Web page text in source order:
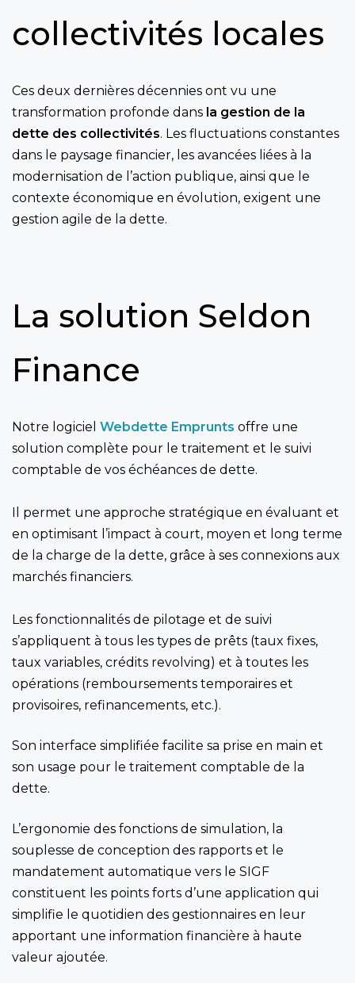
collectivités locales
Ces deux dernières décennies ont vu une
transformation profonde dans la gestion de la
dette des collectivités. Les fluctuations constantes
dans le paysage financier, les avancées liées à la
modernisation de l’action publique, ainsi que le
contexte économique en évolution, exigent une
gestion agile de la dette.
La solution Seldon
Finance
Notre logiciel Webdette Emprunts offre une
solution complète pour le traitement et le suivi
comptable de vos échéances de dette.
Il permet une approche stratégique en évaluant et
en optimisant l’impact à court, moyen et long terme
de la charge de la dette, grâce à ses connexions aux
marchés financiers.
Les fonctionnalités de pilotage et de suivi
s’appliquent à tous les types de prêts (taux fixes,
taux variables, crédits revolving) et à toutes les
opérations (remboursements temporaires et
provisoires, refinancements, etc.).
Son interface simplifiée facilite sa prise en main et
son usage pour le traitement comptable de la
dette.
L’ergonomie des fonctions de simulation, la
souplesse de conception des rapports et le
mandatement automatique vers le SIGF
constituent les points forts d’une application qui
simplifie le quotidien des gestionnaires en leur
apportant une information financière à haute
valeur ajoutée.